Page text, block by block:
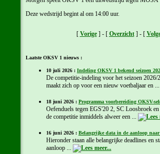
Deze wedstrijd begint al om 14:00 uur.
[ Vorige] - [ Overzicht] - [
Laatste OKSV 1 nieuws :
10 juli 2026 : Indeling OKSV 1 bekend seizoen
De competitie-indeling voor het seizoen
maakt zich op voor een nieuw voetbaljaar en ...
18 juni 2026 : Programma voorbereiding OKSV-
Oefenduels tegen EGS'20 2, SC Loosbroek
de competitie inmiddels alweer een ...
16 juni 2026 : Belangrijke data in de aanloop naar
Hieronder staan alle belangrijke deadlines en
aanloop ...